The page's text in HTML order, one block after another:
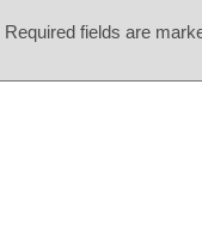
Required fields are